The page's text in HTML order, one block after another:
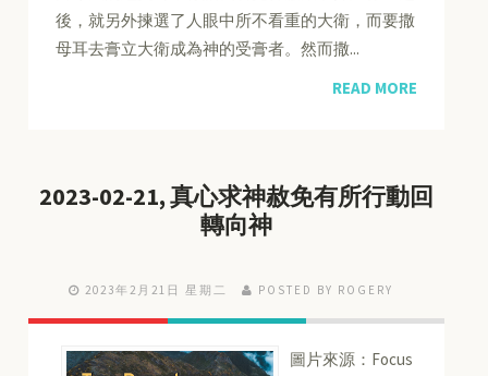
後，就另外揀選了人眼中所不看重的大衛，而要撒
母耳去膏立大衛成為神的受膏者。然而撒...
READ MORE
2023-02-21, 真心求神赦免有所行動回
轉向神
2023年2月21日 星期二 POSTED BY ROGERY
圖片來源：Focus